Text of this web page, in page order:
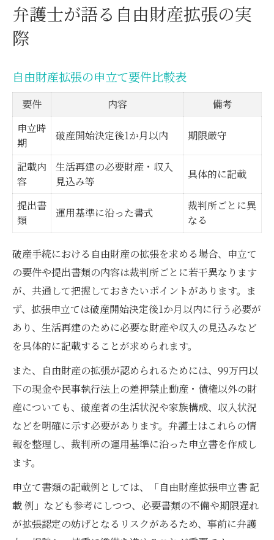
弁護士が語る自由財産拡張の実
際
自由財産拡張の申立て要件比較表
要件 内容
備考
申立時
期
破産開始決定後1か月以内 期限厳守
記載内
容
生活再建の必要財産・収入
見込み等
具体的に記載
提出書
類
運用基準に沿った書式
裁判所ごとに異
なる
破産手続における自由財産の拡張を求める場合、申立て
の要件や提出書類の内容は裁判所ごとに若干異なります
が、共通して把握しておきたいポイントがあります。ま
ず、拡張申立ては破産開始決定後1か月以内に行う必要が
あり、生活再建のために必要な財産や収入の見込みなど
を具体的に記載することが求められます。
また、自由財産の拡張が認められるためには、99万円以
下の現金や民事執行法上の差押禁止動産・債権以外の財
産についても、破産者の生活状況や家族構成、収入状況
などを明確に示す必要があります。弁護士はこれらの情
報を整理し、裁判所の運用基準に沿った申立書を作成し
ます。
申立て書類の記載例としては、「自由財産拡張申立書 記
載 例」なども参考にしつつ、必要書類の不備や期限遅れ
が拡張認定の妨げとなるリスクがあるため、事前に弁護